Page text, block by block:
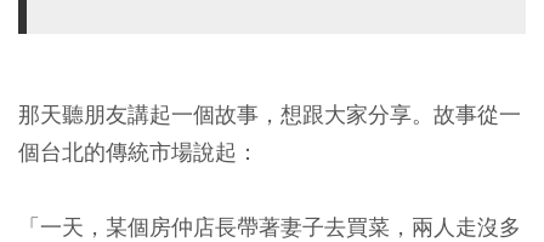
那天聽朋友講起一個故事，想跟大家分享。故事從一
個台北的傳統市場說起：
「一天，某個房仲店長帶著妻子去買菜，兩人走沒多